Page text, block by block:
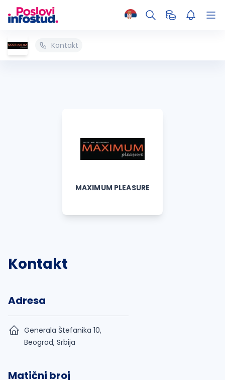
Kontakt
MAXIMUM PLEASURE
Kontakt
Adresa
Generala Štefanika 10,
Beograd, Srbija
Matični broj